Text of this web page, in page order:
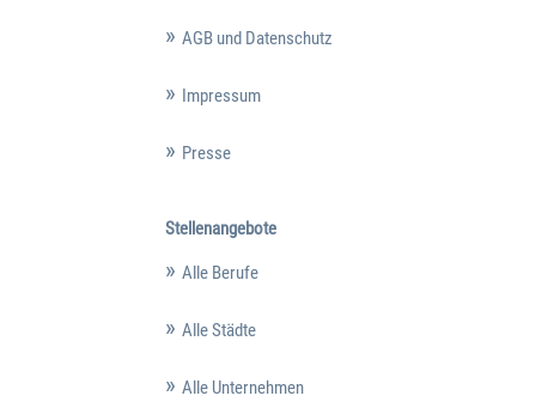
AGB und Datenschutz
Impressum
Presse
Stellenangebote
Alle Berufe
Alle Städte
Alle Unternehmen